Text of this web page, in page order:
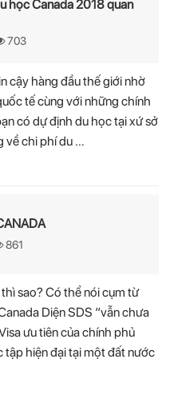
học Canada 2018 quan
703
cậy hàng đầu thế giới nhờ
tế cùng với những chính
có dự định du học tại xứ sở
về chi phí du …
861
sao? Có thể nói cụm từ
Diện SDS “vẫn chưa
ưu tiên của chính phủ
tập hiện đại tại một đất nước